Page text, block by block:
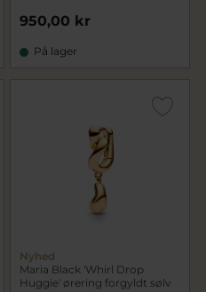
950,00 kr
På lager
Nyhed
Maria Black 'Whirl Drop
Huggie' ørering forgyldt sølv